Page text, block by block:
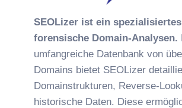
SEOLizer ist ein
forensische Domain-Analysen.
umfangreiche Datenbank von
Domains bietet SEOLizer
Domainstrukturen, Reverse-
historische Daten. Diese